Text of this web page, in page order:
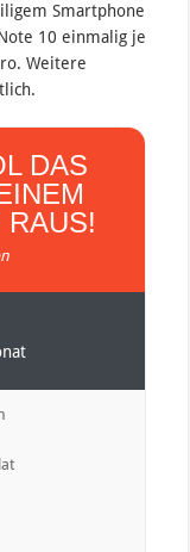
Smartphone
10 einmalig je
Weitere
DAS
RAUS!